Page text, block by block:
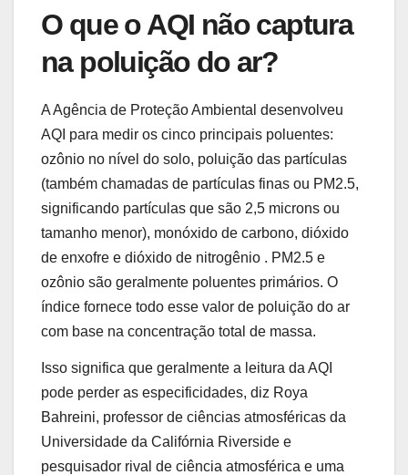
O que o AQI não captura
na poluição do ar?
A Agência de Proteção Ambiental desenvolveu
AQI para medir os cinco principais poluentes:
ozônio no nível do solo, poluição das partículas
(também chamadas de partículas finas ou PM2.5,
significando partículas que são 2,5 microns ou
tamanho menor), monóxido de carbono, dióxido
de enxofre e dióxido de nitrogênio . PM2.5 e
ozônio são geralmente poluentes primários. O
índice fornece todo esse valor de poluição do ar
com base na concentração total de massa.
Isso significa que geralmente a leitura da AQI
pode perder as especificidades, diz Roya
Bahreini, professor de ciências atmosféricas da
Universidade da Califórnia Riverside e
pesquisador rival de ciência atmosférica e uma